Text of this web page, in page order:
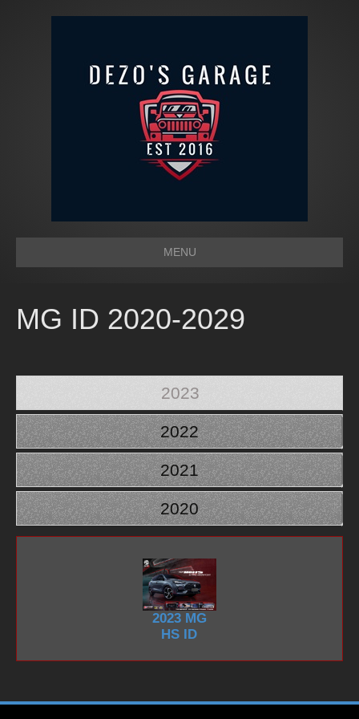
MENU
MG ID 2020-2029
2023
2022
2021
2020
2023 MG
HS ID